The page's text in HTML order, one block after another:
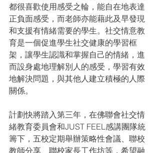
都很喜歡使用感受之輪，能自在地表達
正負面感受，而老師亦能藉此及早發現
和支援有情緒需要的學生。社交情意教
育是一個促進學生社交健康的學習框
架，讓學生認識和掌握自己的情緒，進
而設身處地理解別人的感受，學習有效
地解決問題，與其他人建立積極的人際
關係。
計劃快將踏入第三年，在佛聯會社交情
緒教育委員會和JUST FEEL感講團隊統
籌下，五校定期舉辦策略性會議、聯校
教師分享、聯校家長工作坊等，希望融